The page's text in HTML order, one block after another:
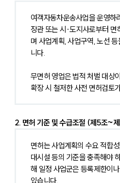
여객자동차운송사업을 운영하
장관 또는 시·도지사로부터 면
며 사업계획, 사업구역, 노선
니다.
무면허 영업은 법적 처벌 대상
확장 시 철저한 사전 면허검토
2. 면허 기준 및 수급조절 (제5조~
면허는 사업계획의 수요 적합
대시설 등의 기준을 충족해야
해 일정 사업군은 등록제한이
있습니다.